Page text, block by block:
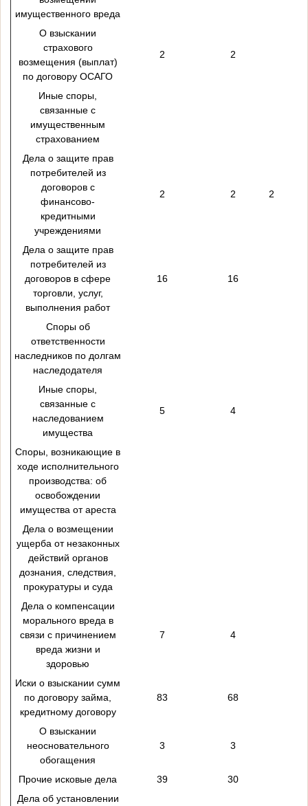
имущественного вреда
О взыскании
страхового
возмещения (выплат)
по договору ОСАГО
2 2
Иные споры,
связанные с
имущественным
страхованием
Дела о защите прав
потребителей из
договоров с
финансово-
кредитными
учреждениями
2 2 2
Дела о защите прав
потребителей из
договоров в сфере
торговли, услуг,
выполнения работ
16 16
Споры об
ответственности
наследников по долгам
наследодателя
Иные споры,
связанные с
наследованием
имущества
5 4
Споры, возникающие в
ходе исполнительного
производства: об
освобождении
имущества от ареста
Дела о возмещении
ущерба от незаконных
действий органов
дознания, следствия,
прокуратуры и суда
Дела о компенсации
морального вреда в
связи с причинением
вреда жизни и
здоровью
7 4
Иски о взыскании сумм
по договору займа,
кредитному договору
83 68
О взыскании
неосновательного
обогащения
3 3
Прочие исковые дела 39 30
Дела об установлении